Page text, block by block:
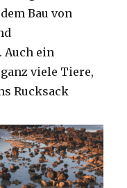
Bau von
ein
viele Tiere,
Rucksack